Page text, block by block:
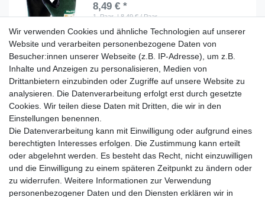
8,49 € *
1 Paar | 8,49 € / Paar
In den Warenkorb
*inkl. ges. MwSt.zzgl.Versandkosten
1 2 3
Lieferzeit etwa 1 bis 3 Werktage
Ab 89 € Kostenloser Versand
14 Tage Rückgaberecht
Wir verwenden Cookies und ähnliche Technologien auf unserer
Website und verarbeiten personenbezogene Daten von
Besucher:innen unserer Webseite (z.B. IP-Adresse), um z.B.
Inhalte und Anzeigen zu personalisieren, Medien von
Drittanbietern einzubinden oder Zugriffe auf unsere Website zu
analysieren. Die Datenverarbeitung erfolgt erst durch gesetzte
Cookies. Wir teilen diese Daten mit Dritten, die wir in den
Einstellungen benennen.
Die Datenverarbeitung kann mit Einwilligung oder aufgrund eines
berechtigten Interesses erfolgen. Die Zustimmung kann erteilt
oder abgelehnt werden. Es besteht das Recht, nicht einzuwilligen
und die Einwilligung zu einem späteren Zeitpunkt zu ändern oder
zu widerrufen. Weitere Informationen zur Verwendung
personenbezogener Daten und den Diensten erklären wir in